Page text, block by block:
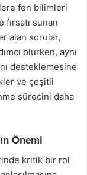
fen bilimleri
sunan
alan sorular,
olurken, aynı
desteklemesine
ve çeşitli
sürecini daha
Önemi
kritik bir rol